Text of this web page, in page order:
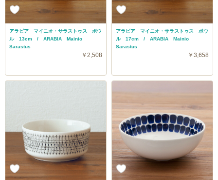
アラビア マイニオ・サラストゥス ボウ
ル 13cm / ARABIA Mainio
Sarastus
￥2,508
アラビア マイニオ・サラストゥス ボウ
ル 17cm / ARABIA Mainio
Sarastus
￥3,658